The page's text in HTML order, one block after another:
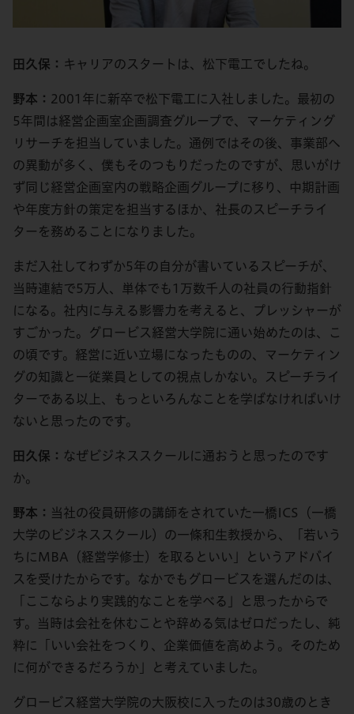
田久保： キャリアのスタートは、松下電工でしたね。
野本： 2001年に新卒で松下電工に入社しました。最初の
5年間は経営企画室企画調査グループで、マーケティング
リサーチを担当していました。通例ではその後、事業部へ
の異動が多く、僕もそのつもりだったのですが、思いがけ
ず同じ経営企画室内の戦略企画グループに移り、中期計画
や年度方針の策定を担当するほか、社長のスピーチライ
ターを務めることになりました。
まだ入社してわずか5年の自分が書いているスピーチが、
当時連結で5万人、単体でも1万数千人の社員の行動指針
になる。社内に与える影響力を考えると、プレッシャーが
すごかった。グロービス経営大学院に通い始めたのは、こ
の頃です。経営に近い立場になったものの、マーケティン
グの知識と一従業員としての視点しかない。スピーチライ
ターである以上、もっといろんなことを学ばなければいけ
ないと思ったのです。
田久保： なぜビジネススクールに通おうと思ったのです
か。
野本： 当社の役員研修の講師をされていた一橋ICS（一橋
大学のビジネススクール）の一條和生教授から、「若いう
ちにMBA（経営学修士）を取るといい」というアドバイ
スを受けたからです。なかでもグロービスを選んだのは、
「ここならより実践的なことを学べる」と思ったからで
す。当時は会社を休むことや辞める気はゼロだったし、純
粋に「いい会社をつくり、企業価値を高めよう。そのため
に何ができるだろうか」と考えていました。
グロービス経営大学院の大阪校に入ったのは30歳のとき